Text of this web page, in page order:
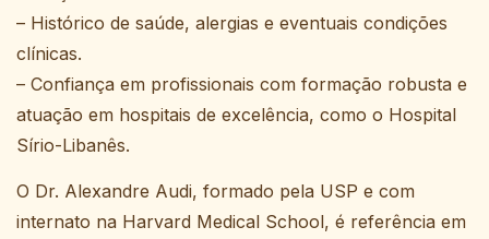
– Histórico de saúde, alergias e eventuais condições
clínicas.
– Confiança em profissionais com formação robusta e
atuação em hospitais de excelência, como o Hospital
Sírio-Libanês.
O Dr. Alexandre Audi, formado pela USP e com
internato na Harvard Medical School, é referência em